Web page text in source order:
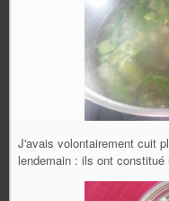
J'avais volontairement cuit
lendemain : ils ont